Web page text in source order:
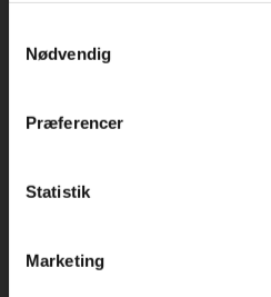
Nødvendig
Præferencer
Statistik
Marketing
5000 Odense
Rødekro
Hærvejen 8